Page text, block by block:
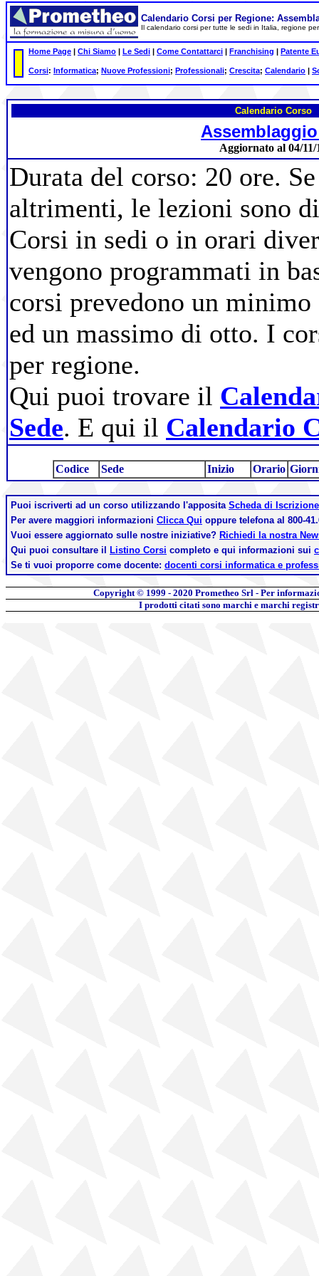
Calendario Corsi per Regione:
Il calendario corsi per tutte le sedi in Italia, regione
Home Page | Chi Siamo | Le Sedi | Come Contattarci | Franchising | Patente
Corsi: Informatica; Nuove Professioni; Professionali; Crescita; Calendario |
Calendario Corso
Aggiornato al 04/11/
Durata del corso: 20 ore.
altrimenti, le lezioni sono
Corsi in sedi o in orari
vengono programmati in
corsi prevedono un
ed un massimo di otto. I
per regione.
Qui puoi trovare il
Sede. E qui il Calendario
Codice Sede Inizio Orario
Puoi iscriverti ad un corso utilizzando l'apposita Scheda di Iscrizione
Per avere maggiori informazioni Clicca Qui oppure telefona al 800-
Vuoi essere aggiornato sulle nostre iniziative? Richiedi la nostra
Qui puoi consultare il
Listino Corsi completo e qui informazioni sui
Se ti vuoi proporre come docente: docenti corsi informatica e
Copyright © 1999 - 2020 Prometheo Srl - Per
I prodotti citati sono marchi e marchi